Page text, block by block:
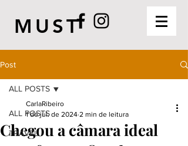
MUST
Post
ALL POSTS
TRAVEL
ALL POSTS
Chegou a câmara ideal
CarlaRibeiro
1 de jul. de 2024 2 min de leitura